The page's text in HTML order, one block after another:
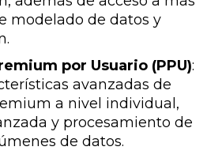
modelado de datos y
por Usuario (PPU):
avanzadas de
a nivel individual,
y procesamiento de
de datos.